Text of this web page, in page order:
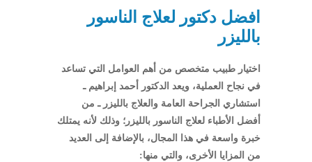
افضل دكتور لعلاج الناسور
بالليزر
اختيار طبيب متخصص من أهم العوامل التي تساعد
في نجاح العملية، ويعد الدكتور أحمد إبراهيم ـ
استشاري الجراحة العامة والعلاج بالليزر ـ من
أفضل الأطباء لعلاج الناسور بالليزر؛ وذلك لأنه يمتلك
خبرة واسعة في هذا المجال، بالإضافة إلى العديد
من المزايا الأخرى، والتي منها: